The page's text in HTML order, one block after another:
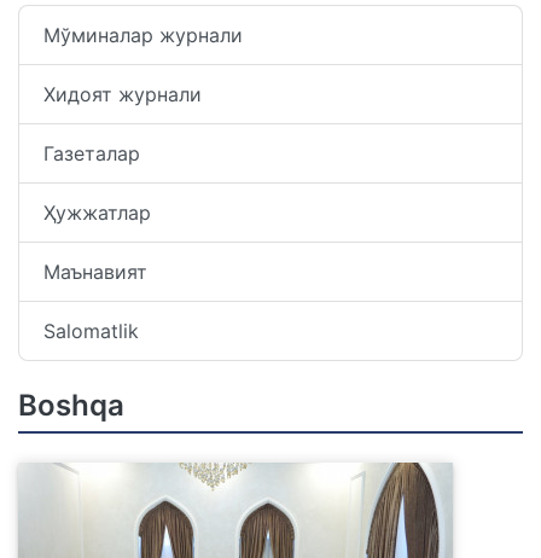
Мўминалар журнали
Хидоят журнали
Газеталар
Ҳужжатлар
Маънавият
Salomatlik
Boshqa